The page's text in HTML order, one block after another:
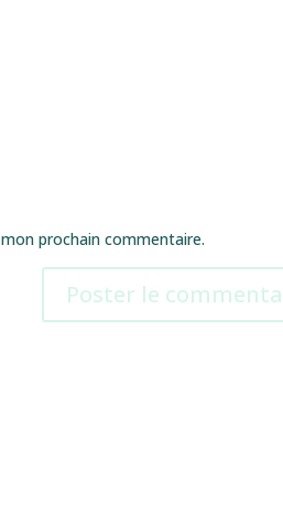
prochain commentaire.